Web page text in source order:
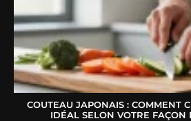
COUTEAU JAPONAIS : COMMENT
IDÉAL SELON VOTRE FAÇON